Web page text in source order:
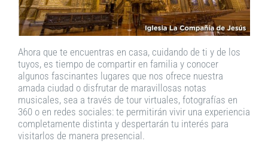
Ahora que te encuentras en casa, cuidando de ti y de los
tuyos, es tiempo de compartir en familia y conocer
algunos fascinantes lugares que nos ofrece nuestra
amada ciudad o disfrutar de maravillosas notas
musicales, sea a través de tour virtuales, fotografías en
360 o en redes sociales: te permitirán vivir una experiencia
completamente distinta y despertarán tu interés para
visitarlos de manera presencial.